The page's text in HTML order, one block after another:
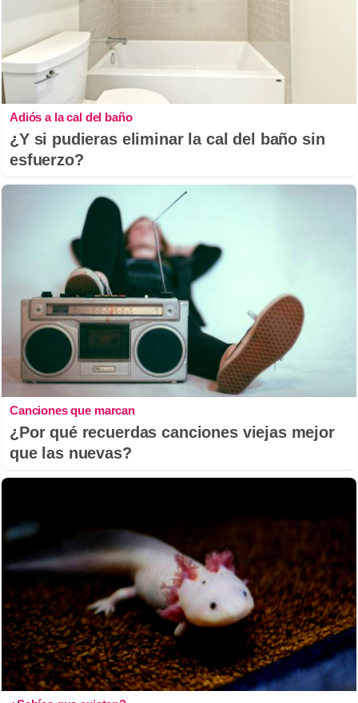
Adiós a la cal del baño
¿Y si pudieras eliminar la cal del baño sin
esfuerzo?
Canciones que marcan
¿Por qué recuerdas canciones viejas mejor
que las nuevas?